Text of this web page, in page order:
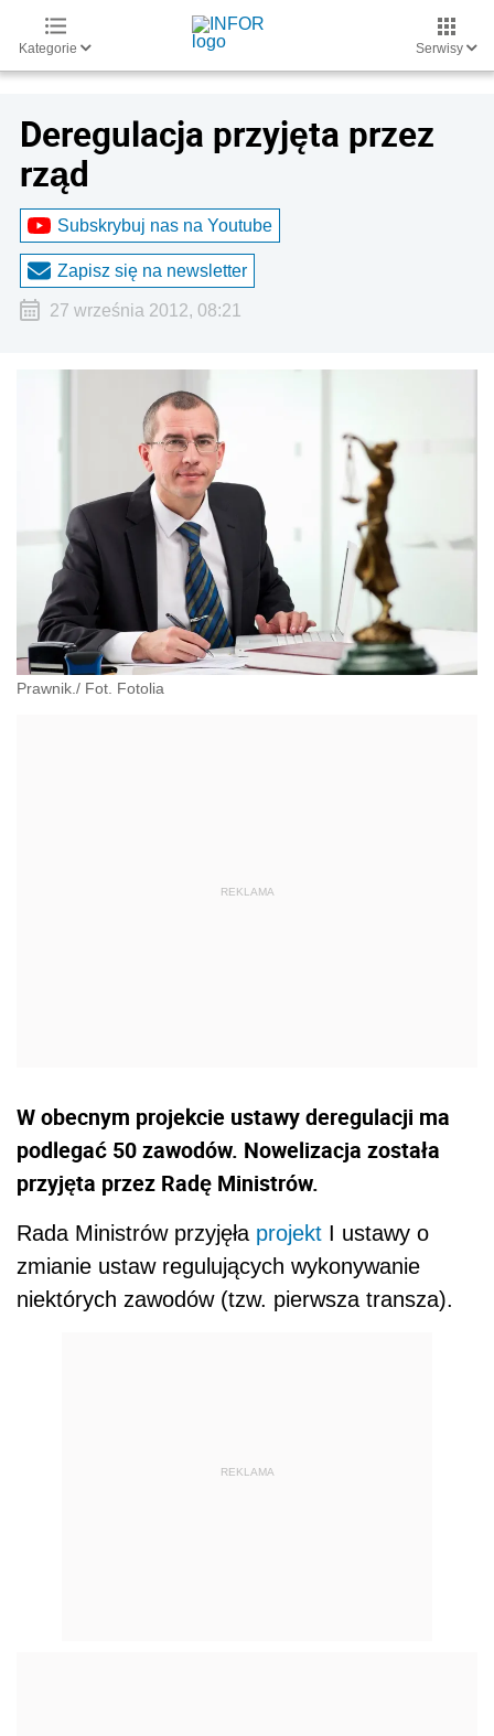
Kategorie Serwisy
Deregulacja przyjęta przez
rząd
Subskrybuj nas na Youtube
Zapisz się na newsletter
27 września 2012, 08:21
Prawnik./ Fot. Fotolia
W obecnym projekcie ustawy deregulacji ma
podlegać 50 zawodów. Nowelizacja została
przyjęta przez Radę Ministrów.
Rada Ministrów przyjęła projekt I ustawy o
zmianie ustaw regulujących wykonywanie
niektórych zawodów (tzw. pierwsza transza).
REKLAMA